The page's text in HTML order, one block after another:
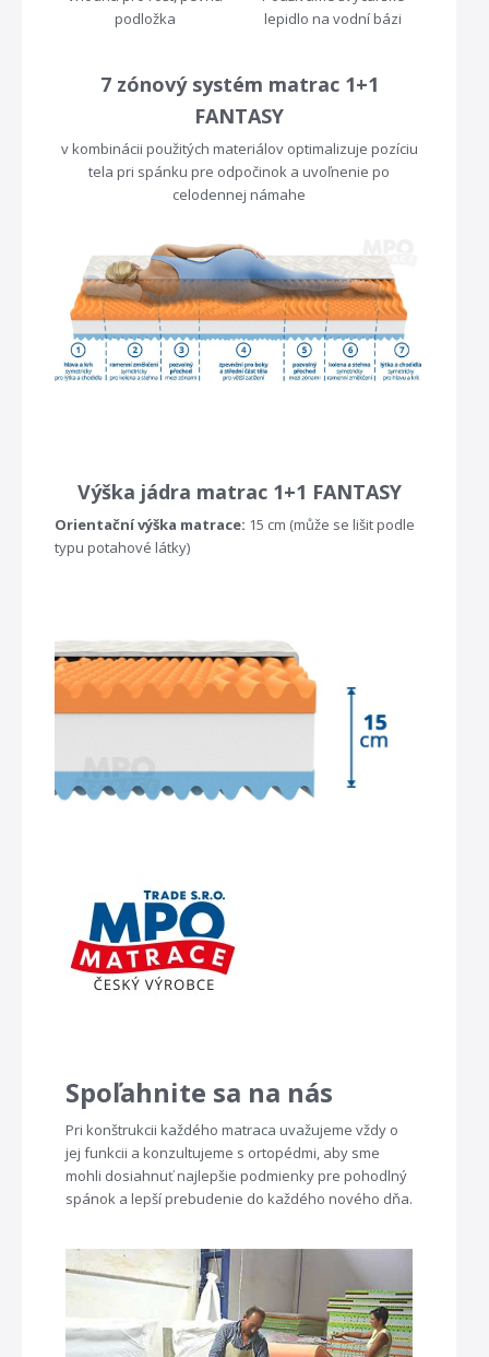
podložka
lepidlo na vodní bázi
7 zónový systém matrac 1+1
FANTASY
v kombinácii použitých materiálov optimalizuje pozíciu
tela pri spánku pre odpočinok a uvoľnenie po
celodennej námahe
Výška jádra matrac 1+1 FANTASY
Orientační výška matrace: 15 cm (může se lišit podle
typu potahové látky)
Spoľahnite sa na nás
Pri konštrukcii každého matraca uvažujeme vždy o
jej funkcii a konzultujeme s ortopédmi, aby sme
mohli dosiahnuť najlepšie podmienky pre pohodlný
spánok a lepší prebudenie do každého nového dňa.